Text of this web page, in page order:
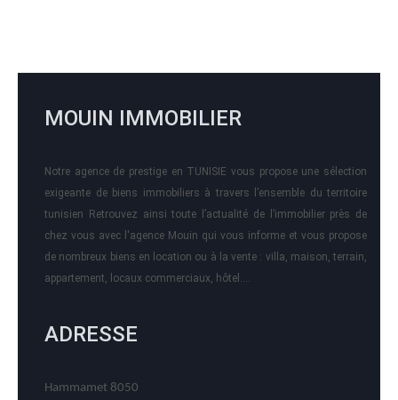
MOUIN IMMOBILIER
Notre agence de prestige en TUNISIE vous propose une sélection
exigeante de biens immobiliers à travers l’ensemble du territoire
tunisien Retrouvez ainsi toute l’actualité de l’immobilier près de
chez vous avec l'agence Mouin qui vous informe et vous propose
de nombreux biens en location ou à la vente : villa, maison, terrain,
appartement, locaux commerciaux, hôtel….
ADRESSE
Hammamet 8050